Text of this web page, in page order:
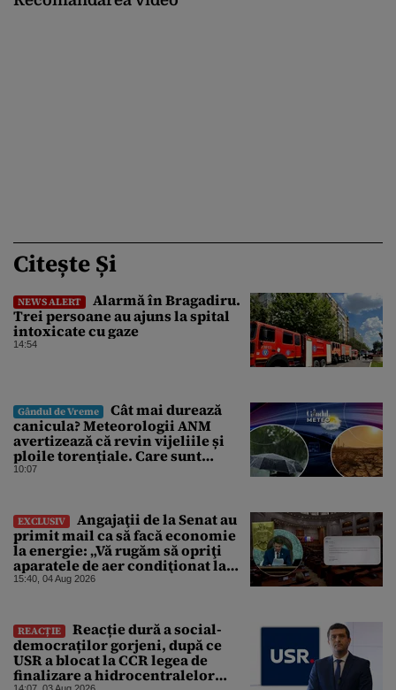
Citește Și
NEWS ALERT
Alarmă în Bragadiru.
Trei persoane au ajuns la spital
intoxicate cu gaze
14:54
Gândul de Vreme
Cât mai durează
canicula? Meteorologii ANM
avertizează că revin vijeliile și
ploile torențiale. Care sunt
zonele vizate, începând chiar de
10:07
EXCLUSIV
Angajaţii de la Senat au
primit mail ca să facă economie
la energie: „Vă rugăm să opriţi
aparatele de aer condiţionat la
sfârşitul programului”
15:40, 04 Aug 2026
REACȚIE
Reacție dură a social-
democraților gorjeni, după ce
USR a blocat la CCR legea de
finalizare a hidrocentralelor